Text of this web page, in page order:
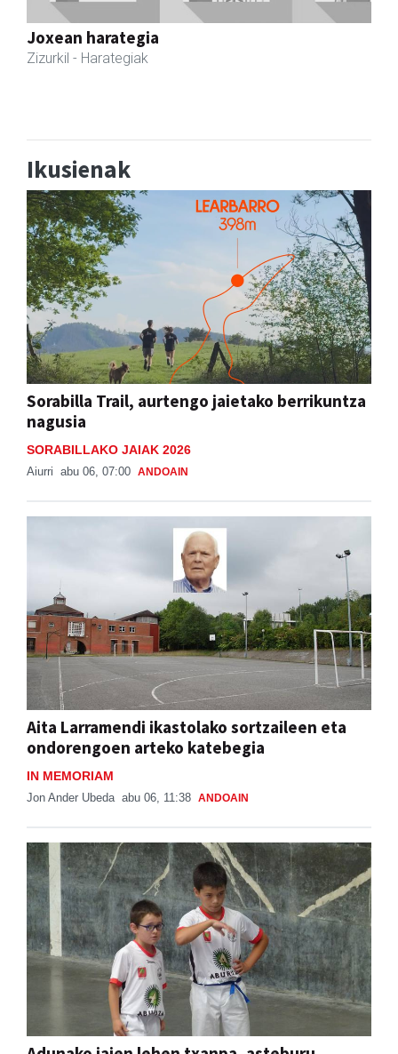
Andoain - Akademiak
Ikusienak
Sorabilla Trail, aurtengo jaietako berrikuntza
nagusia
SORABILLAKO JAIAK 2026
Aiurri abu 06, 07:00 ANDOAIN
Aita Larramendi ikastolako sortzaileen eta
ondorengoen arteko katebegia
IN MEMORIAM
Jon Ander Ubeda abu 06, 11:38 ANDOAIN